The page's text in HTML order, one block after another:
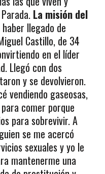
La misión del
llegado de
Castillo, de 34
en el líder
Llegó con dos
y se devolvieron.
vendiendo gaseosas,
comer porque
para sobrevivir. A
se me acercó
sexuales y yo le
mantenerme una